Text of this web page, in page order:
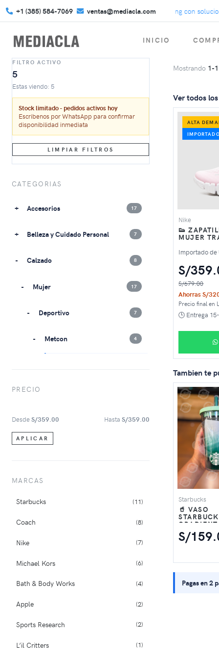
+1 (385) 584-7069 ventas@mediacla.com
Eleva tu estrategia de marketing con
INICIO
Mostrando 1-1
Ver todos
ALTA
Nike
👟
MUJER
Importado
S/
S/679.00
Ahorras S/
Precio final en
🕒 Entrega
Tambien te
Starbucks
🥤 VASO
MINT 16
S/
Pagas en 2
FILTRO ACTIVO
5
Estas viendo: 5
Stock limitado - pedidos activos hoy
Escribenos por WhatsApp para confirmar
disponibilidad inmediata
LIMPIAR FILTROS
CATEGORIAS
Accesorios 17
Belleza y Cuidado Personal 7
Calzado 8
Mujer 17
Deportivo 7
Metcon 4
V2K RUN 1
Zapatillas
PRECIO
DesdeS/359.00 Hasta S/359.00
APLICAR
MARCAS
Starbucks (11)
Coach (8)
Nike (7)
Michael Kors (6)
Bath & Body Works (4)
Apple (2)
Sports Research (2)
L’il Critters (1)